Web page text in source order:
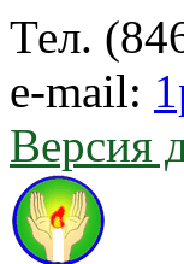
Тел.
e-mail:
Версия